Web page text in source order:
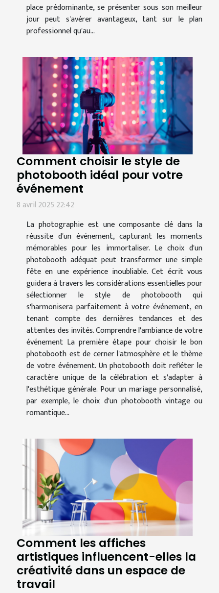
place prédominante, se présenter sous son meilleur
jour peut s'avérer avantageux, tant sur le plan
professionnel qu'au...
Comment choisir le style de
photobooth idéal pour votre
événement
8 avril 2025 22:42
La photographie est une composante clé dans la
réussite d'un événement, capturant les moments
mémorables pour les immortaliser. Le choix d'un
photobooth adéquat peut transformer une simple
fête en une expérience inoubliable. Cet écrit vous
guidera à travers les considérations essentielles pour
sélectionner le style de photobooth qui
s'harmonisera parfaitement à votre événement, en
tenant compte des dernières tendances et des
attentes des invités. Comprendre l'ambiance de votre
événement La première étape pour choisir le bon
photobooth est de cerner l'atmosphère et le thème
de votre événement. Un photobooth doit refléter le
caractère unique de la célébration et s'adapter à
l'esthétique générale. Pour un mariage personnalisé,
par exemple, le choix d'un photobooth vintage ou
romantique...
Comment les affiches
artistiques influencent-elles la
créativité dans un espace de
travail